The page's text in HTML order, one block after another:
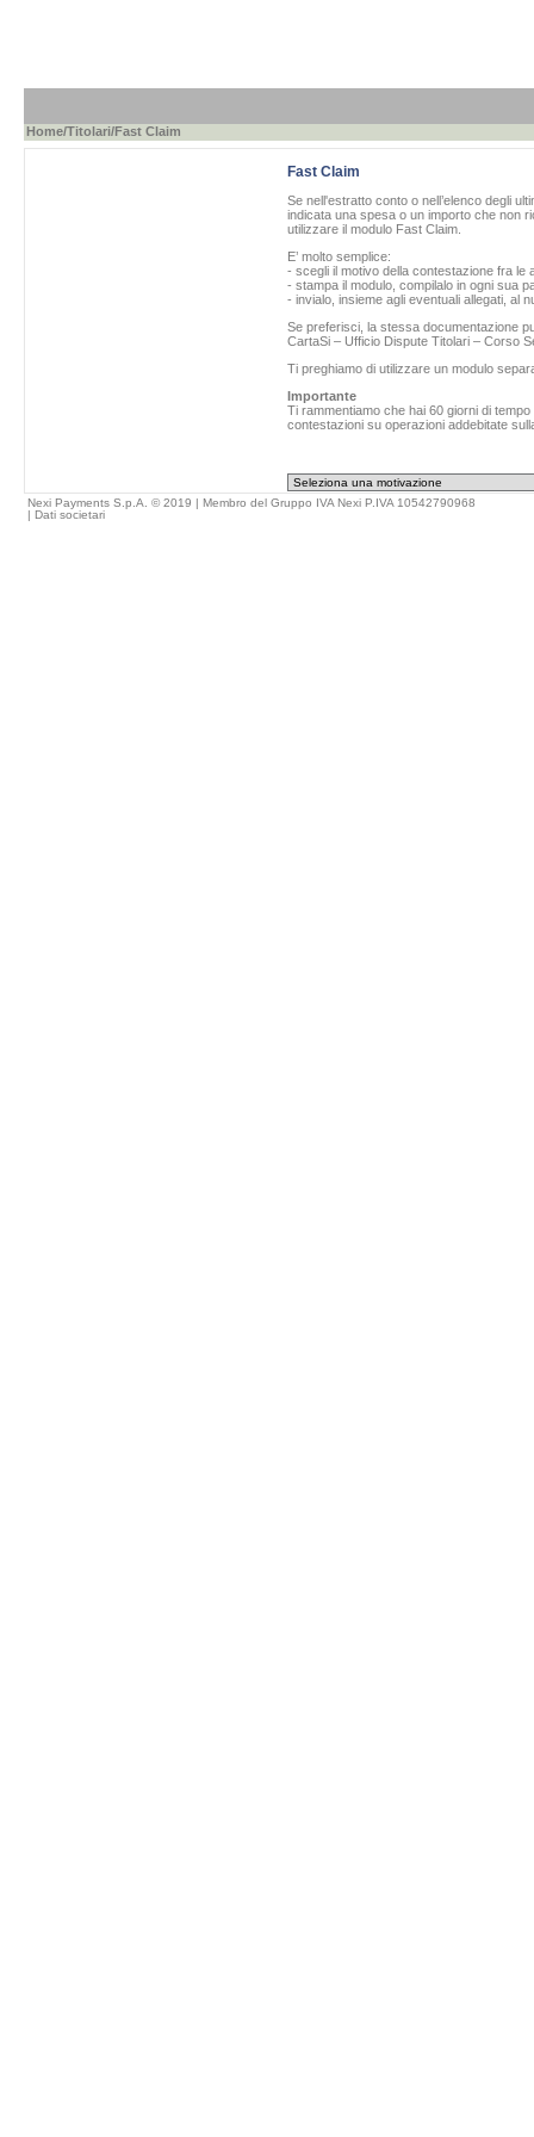
Home/Titolari/Fast Claim
Fast Claim
Se nell'estratto conto o nell’elenco degli
indicata una spesa o un importo che non
utilizzare il modulo Fast Claim.
E’ molto semplice:
- scegli il motivo della contestazione fra le
- stampa il modulo, compilalo in ogni sua
- invialo, insieme agli eventuali allegati, al
Se preferisci, la stessa documentazione
CartaSi – Ufficio Dispute Titolari – Corso
Ti preghiamo di utilizzare un modulo
Importante
Ti rammentiamo che hai 60 giorni di
contestazioni su operazioni addebitate
Nexi Payments S.p.A. © 2019 | Membro del Gruppo IVA Nexi P.IVA 10542790968
| Dati societari